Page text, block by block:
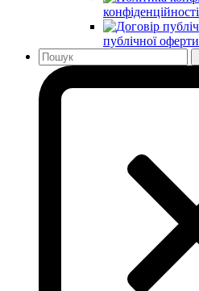
конфіденційності
публічної оферти